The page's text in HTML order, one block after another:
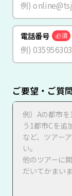
電話番号 必須
ご要望・ご質